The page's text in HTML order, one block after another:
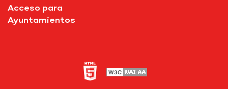
Acceso para
Ayuntamientos